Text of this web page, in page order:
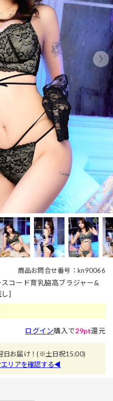
商品お問合せ番号：kn90066
スコード育乳脇高ブラジャー&
]
ログイン購入で29pt還元
日お届け！(※土日祝15:00)
リアを確認する◀